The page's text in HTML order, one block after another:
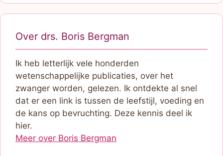
Over drs. Boris Bergman
Ik heb letterlijk vele honderden
wetenschappelijke publicaties, over het
zwanger worden, gelezen. Ik ontdekte al snel
dat er een link is tussen de leefstijl, voeding en
de kans op bevruchting. Deze kennis deel ik
hier.
Meer over Boris Bergman